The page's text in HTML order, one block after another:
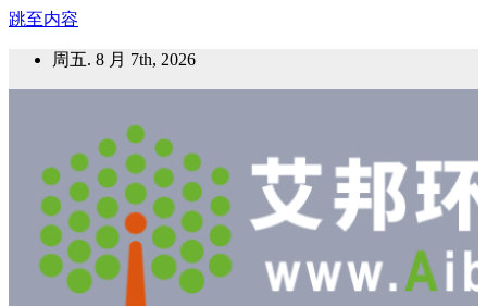
跳至内容
周五. 8 月 7th, 2026